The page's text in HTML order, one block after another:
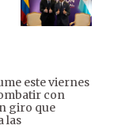
este viernes
con
giro que
las